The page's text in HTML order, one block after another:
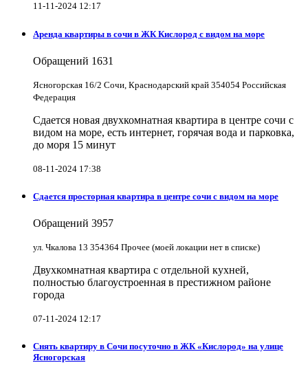
11-11-2024 12:17
Аренда квартиры в сочи в ЖК Кислород с видом на море
Обращений 1631
Ясногорская 16/2 Сочи, Краснодарский край 354054 Российская
Федерация
Сдается новая двухкомнатная квартира в центре сочи с
видом на море, есть интернет, горячая вода и парковка,
до моря 15 минут
08-11-2024 17:38
Сдается просторная квартира в центре сочи с видом на море
Обращений 3957
ул. Чкалова 13 354364 Прочее (моей локации нет в списке)
Двухкомнатная квартира с отдельной кухней,
полностью благоустроенная в престижном районе
города
07-11-2024 12:17
Снять квартиру в Cочи посуточно в ЖК «Кислород» на улице
Ясногорская